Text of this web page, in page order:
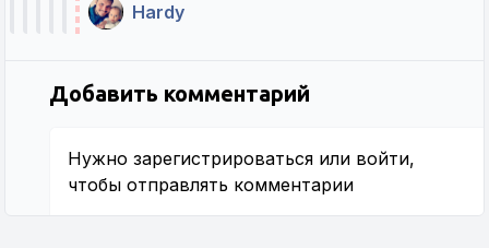
Hardy
Добавить комментарий
Нужно зарегистрироваться или войти,
чтобы отправлять комментарии